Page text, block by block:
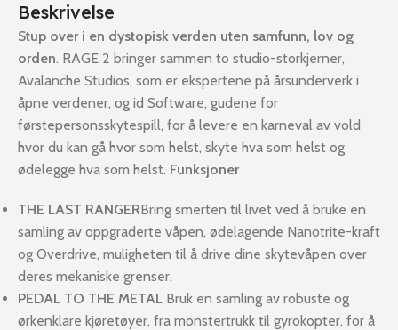
Beskrivelse
Stup over i en dystopisk verden uten samfunn, lov og
orden. RAGE 2 bringer sammen to studio-storkjerner,
Avalanche Studios, som er ekspertene på årsunderverk i
åpne verdener, og id Software, gudene for
førstepersonsskytespill, for å levere en karneval av vold
hvor du kan gå hvor som helst, skyte hva som helst og
ødelegge hva som helst. Funksjoner
THE LAST RANGERBring smerten til livet ved å bruke en
samling av oppgraderte våpen, ødelagende Nanotrite-kraft
og Overdrive, muligheten til å drive dine skytevåpen over
deres mekaniske grenser.
PEDAL TO THE METAL Bruk en samling av robuste og
ørkenklare kjøretøyer, fra monstertrukk til gyrokopter, for å